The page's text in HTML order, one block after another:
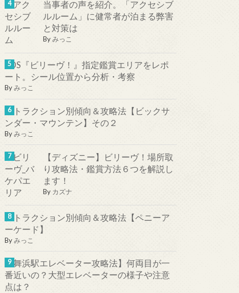
当事者の声を紹介。「アクセシブ
ルルーム」に健常者が泊まる弊害
と対策は
Byみっこ
TDS『ビリーヴ！』指定鑑賞エリアをレポ
ート。シール位置から分析・考察
Byみっこ
アトラクション別傾向＆攻略法【ビックサ
ンダー・マウンテン】その２
Byみっこ
【ディズニー】ビリーヴ！場所取
り攻略法・鑑賞方法６つを解説し
ます！
By カズナ
アトラクション別傾向＆攻略法【ペニーア
ーケード】
Byみっこ
【舞浜駅エレベーター攻略法】何両目が一
番近いの？大型エレベーターの様子や注意
点は？